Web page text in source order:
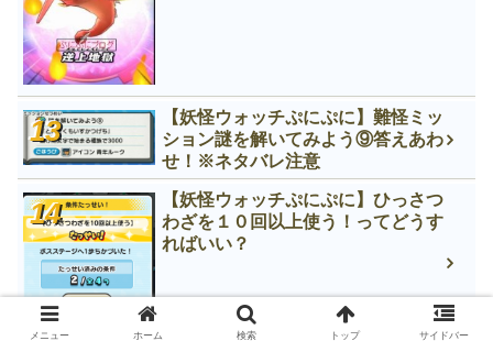
【妖怪ウォッチぷにぷに】難怪ミッ
ション謎を解いてみよう⑨答えあわ
せ！※ネタバレ注意
【妖怪ウォッチぷにぷに】ひっさつ
わざを１０回以上使う！ってどうす
ればいい？
メニュー ホーム 検索 トップ サイドバー